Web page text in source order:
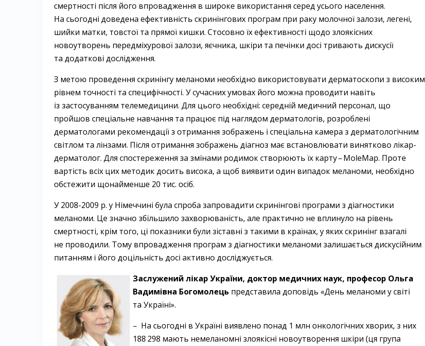
смертності після його впровадження в широке використання серед усього населення.
На сьогодні доведена ефективність скринінгових програм при раку молочної залози, легені,
шийки матки, товстої та прямої кишки. Стосовно їх ефективності щодо злоякісних
новоутворень передміхурової залози, яєчника, шкіри та печінки досі тривають дискусії
та додаткові дослідження.
З метою проведення скринінгу меланоми необхідно використовувати дерматоскопи з високим
рівнем точності та специфічності. У сучасних умовах його можна проводити навіть
із застосуванням телемедицини. Для цього необхідні: середній медичний персонал, що
пройшов спеціальне навчання та працює під наглядом дерматологів, розроблені
дерматологами рекомендації з отримання зображень і спеціальна камера з дерматологічним
світлом та лінзами. Після отримання зображень діагноз має встановлювати винятково лікар-
дерматолог. Для спостереження за змінами родимок створюють їх карту – ​MoleMap. Проте
вартість всіх цих методик досить висока, а щоб виявити один випадок меланоми, необхідно
обстежити щонайменше 20 тис. осіб.
У 2008-2009 р. у Німеччині була спроба запровадити скринінгові програми з діагностики
меланоми. Це значно збільшило захворюваність, але практично не вплинуло на рівень
смертності, крім того, ці показники були зіставні з такими в країнах, у яких скринінг взагалі
не проводили. Тому впровадження програм з діагностики меланоми залишається дискусійним
питанням і його доцільність досі активно досліджується.
Заслужений лікар України, доктор медичних наук, професор Ольга
Вадимівна Богомолець представила доповідь «День меланоми у світі
та Україні».
– На сьогодні в Україні виявлено понад 1 млн онкологічних хворих, з них
188 298 мають немеланомні злоякісні новоутворення шкіри (ця група